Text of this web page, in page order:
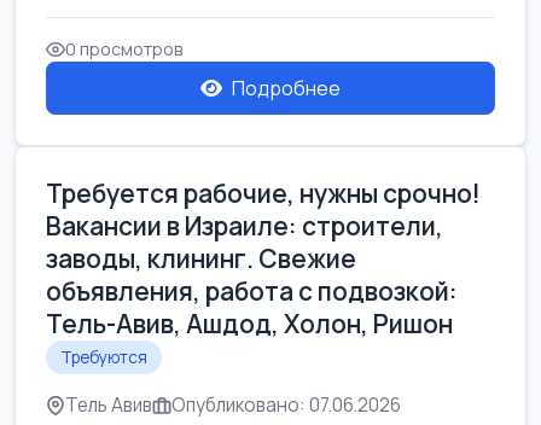
0 просмотров
Подробнее
Требуется рабочие, нужны срочно!
Вакансии в Израиле: строители,
заводы, клининг. Свежие
объявления, работа с подвозкой:
Тель-Авив, Ашдод, Холон, Ришон
Требуются
Тель Авив Опубликовано: 07.06.2026